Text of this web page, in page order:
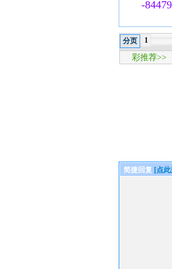
-
分页 1
彩推荐>>
简捷回复 [点